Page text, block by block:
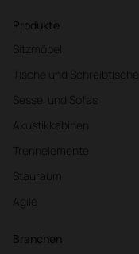
Produkte
Sitzmöbel
Tische und Schreibtische
Sessel und Sofas
Akustikkabinen
Trennelemente
Stauraum
Agile
Branchen